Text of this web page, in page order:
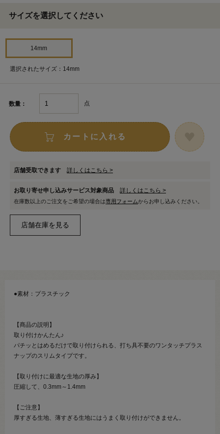
サイズを選択してください
14mm
選択されたサイズ：14mm
数量： 点
カートに入れる
店舗受取できます 詳しくはこちら >
お取り寄せ申し込みサービス対象商品 詳しくはこちら >
在庫数以上のご注文をご希望の場合は専用フォームからお申し込みください。
●素材：プラスチック
【商品の説明】
取り付けかんたん♪
パチッとはめるだけで取り付けられる、打ち具不要のワンタッチプラス
ナップのスリムタイプです。
【取り付けに最適な生地の厚み】
圧縮して、0.3mm～1.4mm
【ご注意】
厚すぎる生地、薄すぎる生地にはうまく取り付けができません。